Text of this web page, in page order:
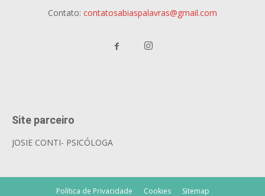
Contato: contatosabiaspalavras@gmail.com
Site parceiro
JOSIE CONTI- PSICÓLOGA
Política de Privacidade Cookies Sitemap